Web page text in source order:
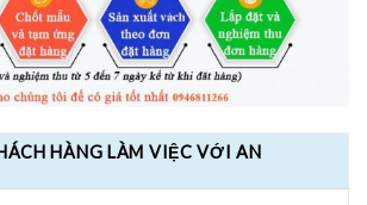
HÀNG LÀM VIỆC VỚI AN